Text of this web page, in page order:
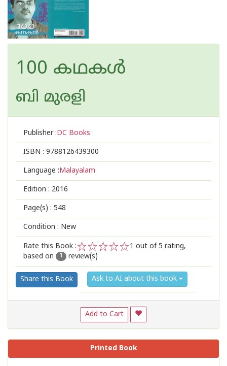
100 കഥകള്‍
ബി മുരളി
Publisher :DC Books
ISBN : 9788126439300
Language :Malayalam
Edition : 2016
Page(s) : 548
Condition : New
Rate this Book :
2
1
1 out of 5 rating,
based on
1 review(s)
Share this Book Ask to AI about this book
Add to Cart
Printed Book